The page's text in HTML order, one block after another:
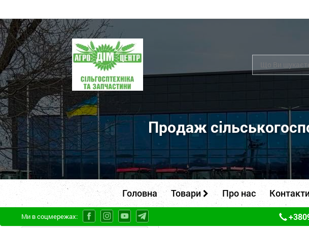
ПП
"Агродім-
центр"
-
продаж
сільськогосподарської
техніки
та
запчастин
Продаж
Головна Товари Про нас
Ми в соцмережах: